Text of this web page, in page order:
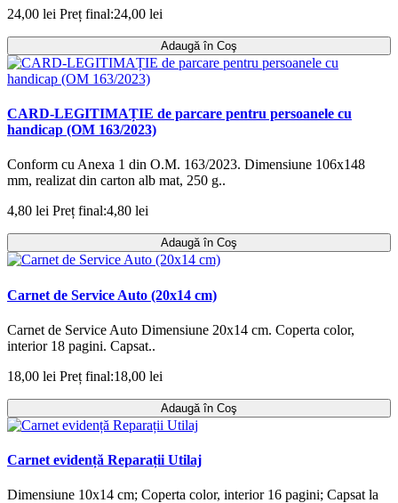
24,00 lei Preț final:24,00 lei
Adaugă în Coş
CARD-LEGITIMAȚIE de parcare pentru persoanele cu
handicap (OM 163/2023)
Conform cu Anexa 1 din O.M. 163/2023. Dimensiune 106x148
mm, realizat din carton alb mat, 250 g..
4,80 lei Preț final:4,80 lei
Adaugă în Coş
Carnet de Service Auto (20x14 cm)
Carnet de Service Auto Dimensiune 20x14 cm. Coperta color,
interior 18 pagini. Capsat..
18,00 lei Preț final:18,00 lei
Adaugă în Coş
Carnet evidență Reparații Utilaj
Dimensiune 10x14 cm; Coperta color, interior 16 pagini; Capsat la